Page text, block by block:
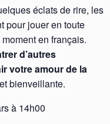
éclats de rire, les
pour jouer en toute
en français.
d’autres
votre amour de la
bienveillante.
à 14h00